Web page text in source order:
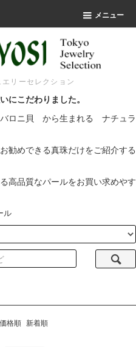
メニュー
リーセレクション
にこだわりました。
ロニ貝 から生まれる ナチュラ
勧めできる真珠だけをご紹介する
高品質なパールをお買い求めやす
ル
価格順 新着順